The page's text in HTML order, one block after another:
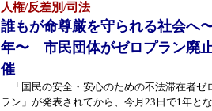
人権/反差別/司法
誰もが命尊厳を守られる社会へ
年〜 市民団体がゼロプラン廃
催
「国民の安全・安心のための不法滞在者ゼ
ラン」が発表されてから、今月23日で1年と